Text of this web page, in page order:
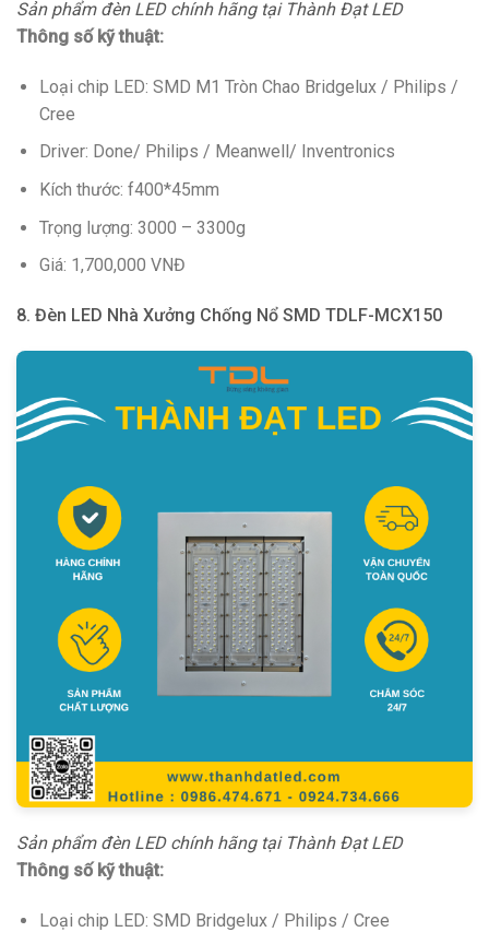
Sản phẩm đèn LED chính hãng tại Thành Đạt LED
Thông số kỹ thuật:
Loại chip LED: SMD M1 Tròn Chao Bridgelux / Philips /
Cree
Driver: Done/ Philips / Meanwell/ Inventronics
Kích thước: f400*45mm
Trọng lượng: 3000 – 3300g
Giá: 1,700,000 VNĐ
8. Đèn LED Nhà Xưởng Chống Nổ SMD TDLF-MCX150
Sản phẩm đèn LED chính hãng tại Thành Đạt LED
Thông số kỹ thuật:
Loại chip LED: SMD Bridgelux / Philips / Cree